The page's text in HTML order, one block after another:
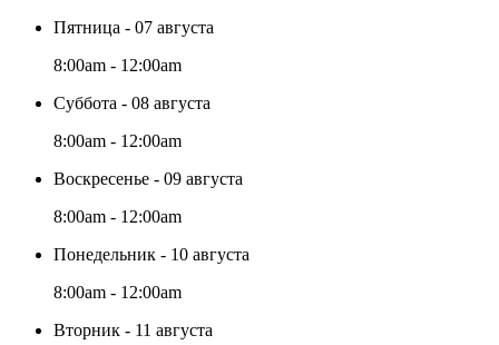
Пятница - 07 августа
8:00am - 12:00am
Суббота - 08 августа
8:00am - 12:00am
Воскресенье - 09 августа
8:00am - 12:00am
Понедельник - 10 августа
8:00am - 12:00am
Вторник - 11 августа